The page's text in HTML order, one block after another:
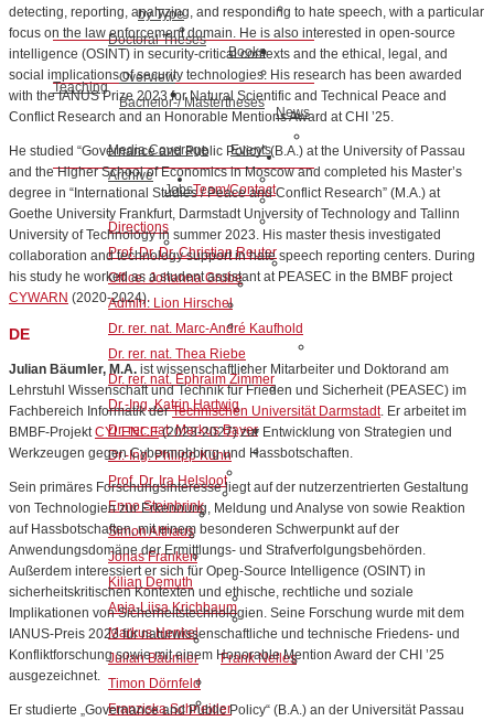
by Type
Doctoral Theses
Books
Teaching
Overview
Bachelor-/ Mastertheses
News
Media Coverage
Events
Archive
JobsTeam/Contact
Directions
Prof. Dr. Dr. Christian Reuter
Office: Johanna Grube
Admin: Lion Hirschel
Dr. rer. nat. Marc-André Kaufhold
Dr. rer. nat. Thea Riebe
Dr. rer. nat. Ephraim Zimmer
Dr.-Ing. Katrin Hartwig
Dr. rer. nat. Markus Bayer
Dr.-Ing. Philipp Kühn
Prof. Dr. Ira Helsloot
Enno Steinbrink
Simon Althaus
Jonas Franken
Kilian Demuth
Anja-Liisa Krichbaum
Markus Henkel
Julian Bäumler
Frank Nelles
Timon Dörnfeld
Franziska Schneider
detecting, reporting, analyzing, and responding to hate speech, with a particular
focus on the law enforcement domain. He is also interested in open-source
intelligence (OSINT) in security-critical contexts and the ethical, legal, and
social implications of security technologies. His research has been awarded
with the IANUS Prize 2023 for Natural Scientific and Technical Peace and
Conflict Research and an Honorable Mentions Award at CHI ’25.
He studied “Governance and Public Policy” (B.A.) at the University of Passau
and the Higher School of Economics in Moscow and completed his Master’s
degree in “International Studies / Peace and Conflict Research” (M.A.) at
Goethe University Frankfurt, Darmstadt University of Technology and Tallinn
University of Technology in summer 2023. His master thesis investigated
collaboration and technology support in hate speech reporting centers. During
his study he worked as a student assistant at PEASEC in the BMBF project
CYWARN (2020-2024).
DE
Julian Bäumler, M.A. ist wissenschaftlicher Mitarbeiter und Doktorand am
Lehrstuhl Wissenschaft und Technik für Frieden und Sicherheit (PEASEC) im
Fachbereich Informatik derTechnischen Universität Darmstadt. Er arbeitet im
BMBF-Projekt CYLENCE(2023-2027) zur Entwicklung von Strategien und
Werkzeugen gegen Cybermobbing und Hassbotschaften.
Sein primäres Forschungsinteresse liegt auf der nutzerzentrierten Gestaltung
von Technologien zur Erkennung, Meldung und Analyse von sowie Reaktion
auf Hassbotschaften, mit einem besonderen Schwerpunkt auf der
Anwendungsdomäne der Ermittlungs- und Strafverfolgungsbehörden.
Außerdem interessiert er sich für Open-Source Intelligence (OSINT) in
sicherheitskritischen Kontexten und ethische, rechtliche und soziale
Implikationen von Sicherheitstechnologien. Seine Forschung wurde mit dem
IANUS-Preis 2023 für naturwissenschaftliche und technische Friedens- und
Konfliktforschung sowie mit einem Honorable Mention Award der CHI ’25
ausgezeichnet.
Er studierte „Governance and Public Policy“ (B.A.) an der Universität Passau